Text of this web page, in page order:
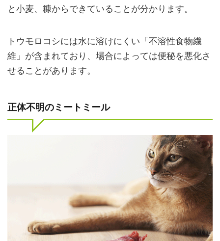
と小麦、糠からできていることが分かります。
トウモロコシには水に溶けにくい「不溶性食物繊
維」が含まれており、場合によっては便秘を悪化さ
せることがあります。
正体不明のミートミール